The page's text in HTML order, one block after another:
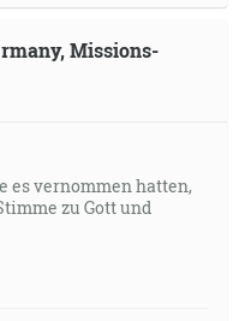
Missions-
es vernommen hatten,
zu Gott und